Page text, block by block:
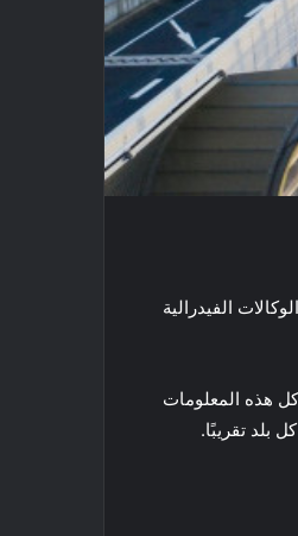
الفيدرالية
ظهرت كل هذه المعلومات